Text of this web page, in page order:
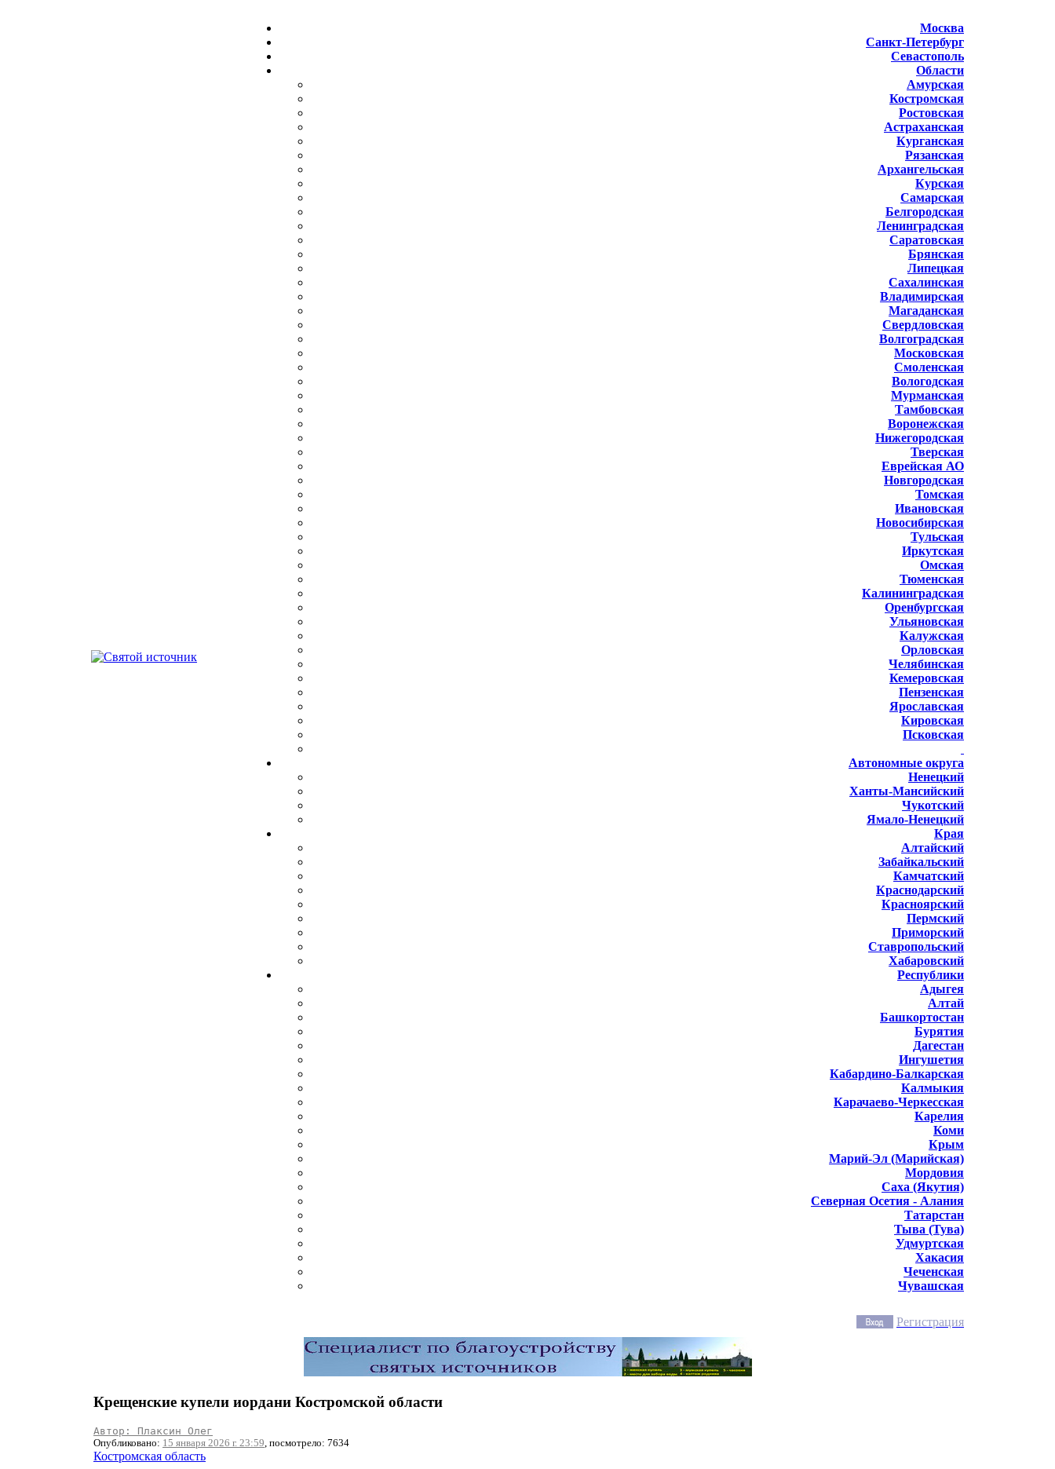
Москва
Санкт-Петербург
Севастополь
Области
Амурская
Костромская
Ростовская
Астраханская
Курганская
Рязанская
Архангельская
Курская
Самарская
Белгородская
Ленинградская
Саратовская
Брянская
Липецкая
Сахалинская
Владимирская
Магаданская
Свердловская
Волгоградская
Московская
Смоленская
Вологодская
Мурманская
Тамбовская
Воронежская
Нижегородская
Тверская
Еврейская АО
Новгородская
Томская
Ивановская
Новосибирская
Тульская
Иркутская
Омская
Тюменская
Калининградская
Оренбургская
Ульяновская
Калужская
Орловская
Челябинская
Кемеровская
Пензенская
Ярославская
Кировская
Псковская
Автономные округа
Ненецкий
Ханты-Мансийский
Чукотский
Ямало-Ненецкий
Края
Алтайский
Забайкальский
Камчатский
Краснодарский
Красноярский
Пермский
Приморский
Ставропольский
Хабаровский
Республики
Адыгея
Алтай
Башкортостан
Бурятия
Дагестан
Ингушетия
Кабардино-Балкарская
Калмыкия
Карачаево-Черкесская
Карелия
Коми
Крым
Марий-Эл (Марийская)
Мордовия
Саха (Якутия)
Северная Осетия - Алания
Татарстан
Тыва (Тува)
Удмуртская
Хакасия
Чеченская
Чувашская
Регистрация
Крещенские купели иордани Костромской области
Автор: Плаксин Олег
Опубликовано: 15 января 2026 г. 23:59, посмотрело: 7634
Костромская область